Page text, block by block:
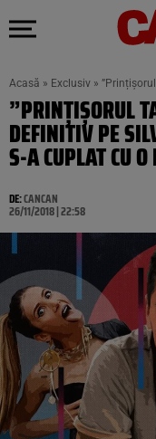
Acasă » Exclusiv »
”PRINȚIȘORUL
DEFINITIV PE
S-A CUPLAT CU
DE:CANCAN
26/11/2018 | 22:58